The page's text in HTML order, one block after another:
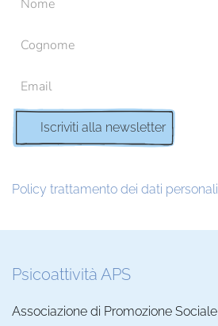
Policy trattamento dei dati personali
Psicoattività APS
Associazione di Promozione Sociale